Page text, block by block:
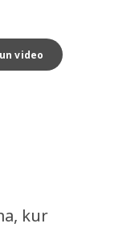
video
kur